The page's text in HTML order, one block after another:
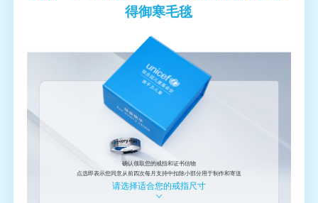
得御寒毛毯
确认领取您的戒指和证书信物
点选即表示您同意从前四次每月支持中扣除小部分用于制作和寄送
请选择适合您的戒指尺寸